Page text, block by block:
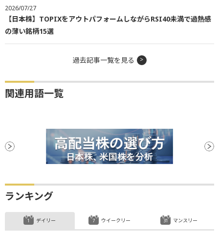
2026/07/27
【日本株】TOPIXをアウトパフォームしながらRSI40未満で過熱感
の薄い銘柄15選
過去記事一覧を見る
関連用語一覧
ランキング
デイリー ウイークリー マンスリー